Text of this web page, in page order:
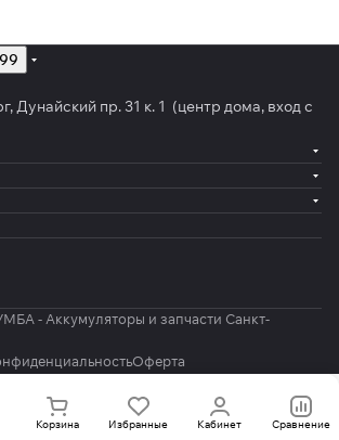
Корзина Избранные Кабинет Сравнение
Дунайский пр. 31 к. 1 (центр дома, вход с
- Аккумуляторы и запчасти Санкт-
Оферта